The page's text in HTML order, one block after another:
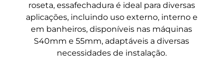
roseta, essafechadura é ideal para diversas
aplicações, incluindo uso externo, interno e
em banheiros, disponíveis nas máquinas
S40mm e 55mm, adaptáveis a diversas
necessidades de instalação.